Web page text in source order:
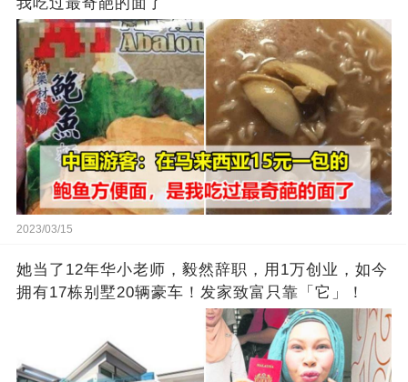
2023/03/15
她当了12年华小老师，毅然辞职，用1万创业，如今
拥有17栋别墅20辆豪车！发家致富只靠「它」！